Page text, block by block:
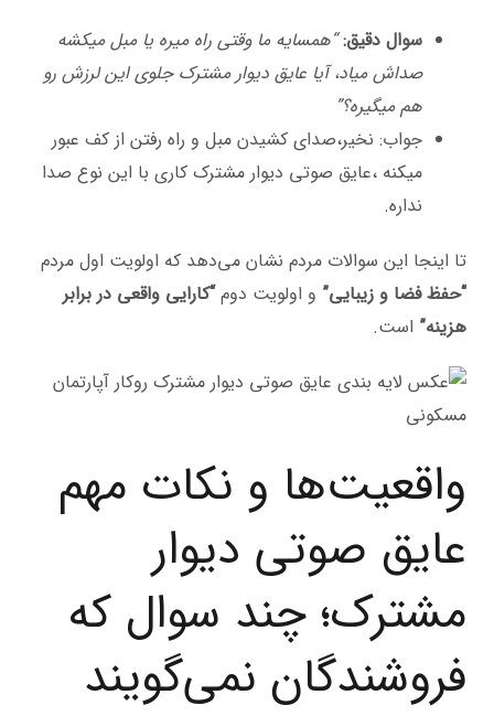
سوال دقیق: “همسایه ما وقتی راه میره یا مبل میکشه
صداش میاد، آیا عایق دیوار مشترک جلوی این لرزش رو
هم میگیره؟”
جواب: نخیر،صدای کشیدن مبل و راه رفتن از کف عبور
میکنه ،عایق صوتی دیوار مشترک کاری با این نوع صدا
نداره.
تا اینجا این سوالات مردم نشان می‌دهد که اولویت اول مردم
“حفظ فضا و زیبایی” و اولویت دوم“کارایی واقعی در برابر
هزینه” است.
واقعیت‌ها و نکات مهم
عایق صوتی دیوار
مشترک؛ چند سوال که
فروشندگان نمی‌گویند